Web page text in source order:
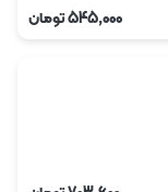
545,000تومان